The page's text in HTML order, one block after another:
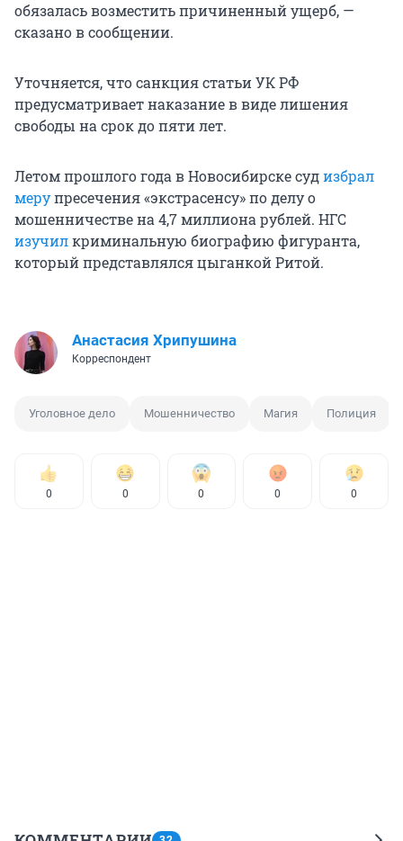
обязалась возместить причиненный ущерб, —
сказано в сообщении.
Уточняется, что санкция статьи УК РФ
предусматривает наказание в виде лишения
свободы на срок до пяти лет.
Летом прошлого года в Новосибирске судизбрал
мерупресечения «экстрасенсу» по делу о
мошенничестве на 4,7 миллиона рублей. НГС
изучилкриминальную биографию фигуранта,
который представлялся цыганкой Ритой.
Анастасия Хрипушина
Корреспондент
Уголовное дело Мошенничество Магия Полиция
0 0 0 0 0